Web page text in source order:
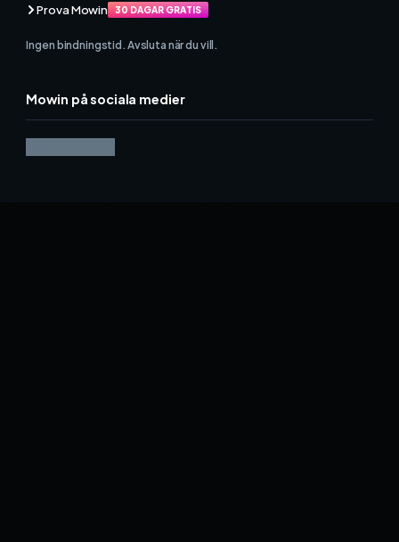
Mowin på sociala medier
Prova Mowin 30 DAGAR GRATIS
Ingen bindningstid. Avsluta när du vill.